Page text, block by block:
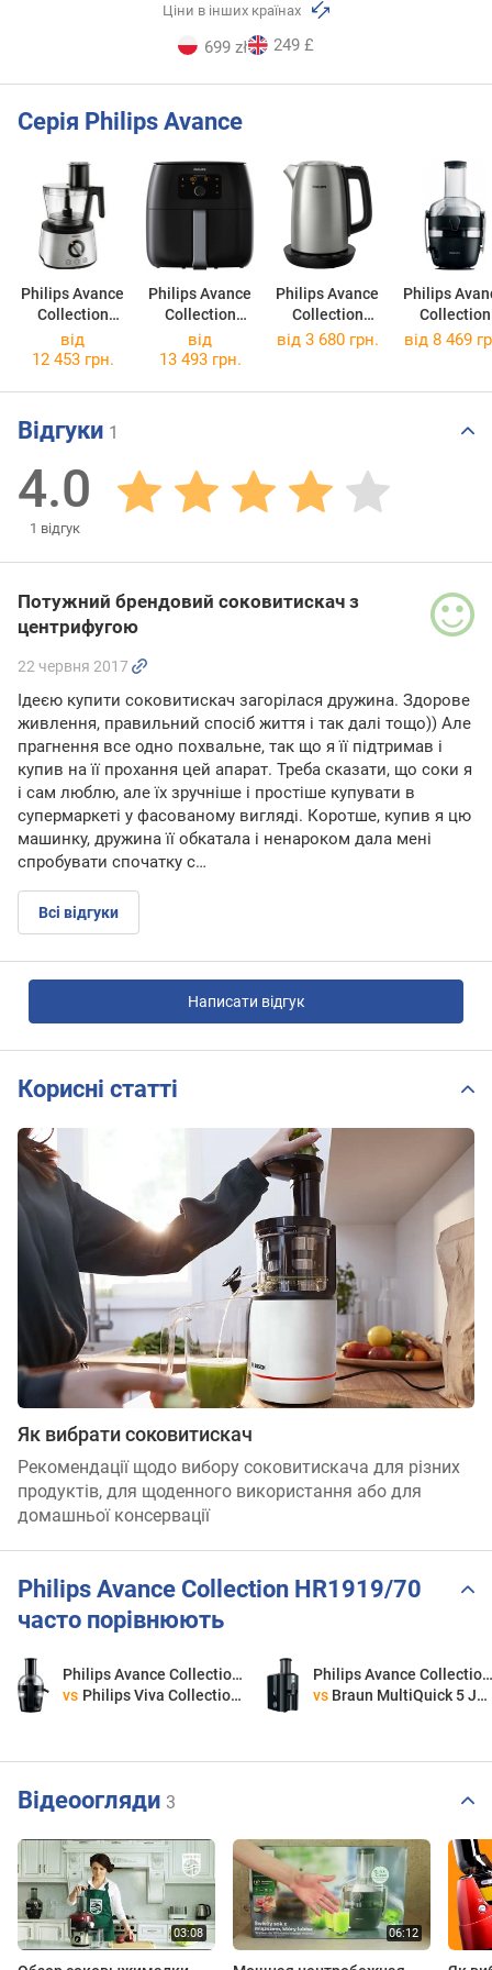
Ціни в інших країнах
699 zł 249 £
Серія Philips Avance
Philips Avance
Collection
HR7778/00
Philips Avance
Collection
HD9650
Philips Avance
Collection
HD9359/90
Philips
Collection
HR1919/
від
12 453 грн.
від
13 493 грн.
від 3 680 грн. від 8 469
Відгуки 1
4.0
1 відгук
Потужний брендовий соковитискач з
центрифугою
22 червня 2017
Ідеєю купити соковитискач загорілася дружина. Здорове
живлення, правильний спосіб життя і так далі тощо)) Але
прагнення все одно похвальне, так що я її підтримав і
купив на її прохання цей апарат. Треба сказати, що соки я
і сам люблю, але їх зручніше і простіше купувати в
супермаркеті у фасованому вигляді. Коротше, купив я цю
машинку, дружина її обкатала і ненароком дала мені
спробувати спочатку с…
Всі відгуки
Написати відгук
Корисні статті
Як вибрати соковитискач
Рекомендації щодо вибору соковитискача для різних
продуктів, для щоденного використання або для
домашньої консервації
Philips Avance Collection HR1919/70
часто порівнюють
Philips Avance Collection HR1919/70
vs Philips Viva Collection HR1855/30
Philips Avance Collection HR1919/70
vs Braun MultiQuick 5 J500
Відеоогляди 3